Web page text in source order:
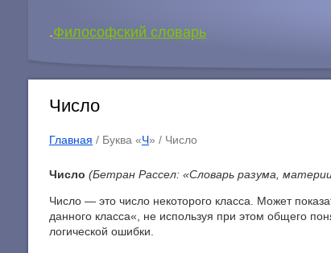
.Философский словарь
Число
Главная / Буква «Ч» / Число
Число (Бетран Рассел: «Словарь разума,
Число — это число некоторого класса. Может
данного класса«, не используя при этом общего
логической ошибки.